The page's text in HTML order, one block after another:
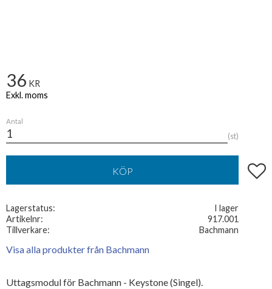
36 KR
Antal
st
KÖP Lägg
Lagerstatus
I lager
Artikelnr
917.001
Tillverkare
Bachmann
Visa alla produkter från Bachmann
Uttagsmodul för Bachmann - Keystone (Singel).